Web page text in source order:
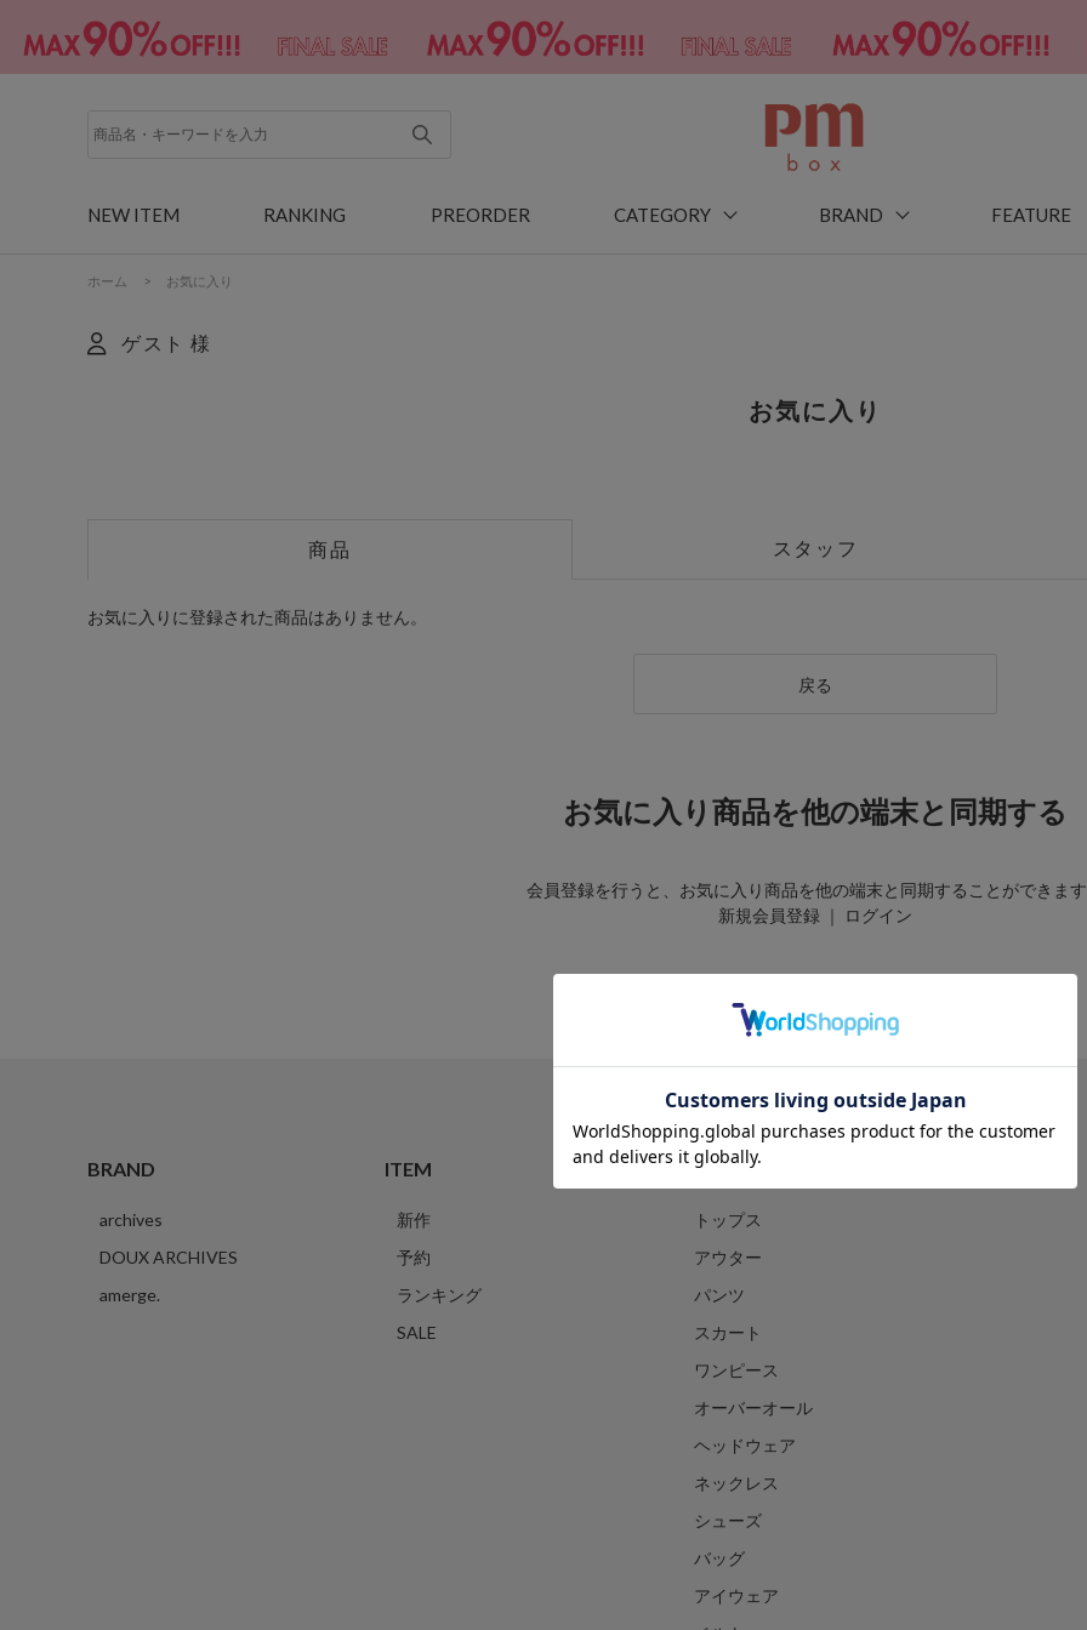
NEW ITEM RANKING PREORDER CATEGORY BRAND FEATURE
ホーム > お気に入り
ゲスト 様
お気に入り
商品 スタッフ
お気に入りに登録された商品はありません。
戻る
お気に入り商品を他の端末と同期する
会員登録を行うと、お気に入り商品を他の端末と同期することができます
新規会員登録 ｜ ログイン
BRAND
archives
DOUX ARCHIVES
amerge.
ITEM
新作
予約
ランキング
SALE
CATEGORY
トップス
アウター
パンツ
スカート
ワンピース
オーバーオール
ヘッドウェア
ネックレス
シューズ
バッグ
アイウェア